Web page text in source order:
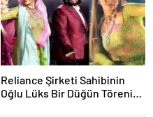
Reliance Şirketi Sahibinin
Oğlu Lüks Bir Düğün Töreni